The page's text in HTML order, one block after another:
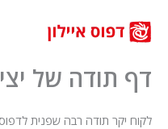
לתוכן
דף תודה של
לקוח יקר תודה רבה שפנית לדפוס